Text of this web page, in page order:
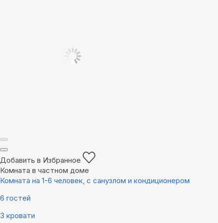
Добавить в Избранное
Комната в частном доме
Комната на 1-6 человек, с санузлом и кондиционером
6 гостей
3 кровати